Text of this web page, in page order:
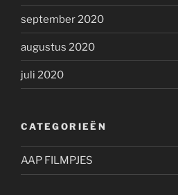
september 2020
augustus 2020
juli 2020
CATEGORIEËN
AAP FILMPJES